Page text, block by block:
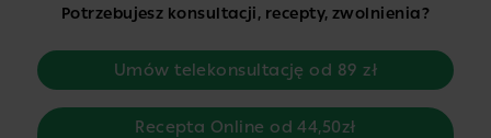
Potrzebujesz konsultacji, recepty, zwolnienia?
Umów telekonsultację od 89 zł
Recepta Online od 44,50zł